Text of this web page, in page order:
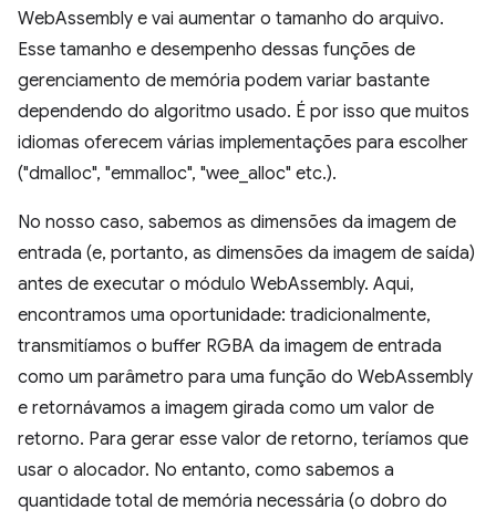
WebAssembly e vai aumentar o tamanho do arquivo.
Esse tamanho e desempenho dessas funções de
gerenciamento de memória podem variar bastante
dependendo do algoritmo usado. É por isso que muitos
idiomas oferecem várias implementações para escolher
("dmalloc", "emmalloc", "wee_alloc" etc.).
No nosso caso, sabemos as dimensões da imagem de
entrada (e, portanto, as dimensões da imagem de saída)
antes de executar o módulo WebAssembly. Aqui,
encontramos uma oportunidade: tradicionalmente,
transmitíamos o buffer RGBA da imagem de entrada
como um parâmetro para uma função do WebAssembly
e retornávamos a imagem girada como um valor de
retorno. Para gerar esse valor de retorno, teríamos que
usar o alocador. No entanto, como sabemos a
quantidade total de memória necessária (o dobro do